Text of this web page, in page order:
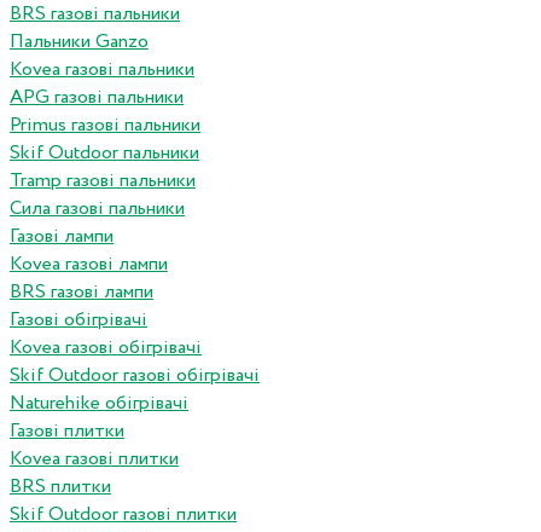
BRS газові пальники
Пальники Ganzo
Kovea газові пальники
APG газові пальники
Primus газові пальники
Skif Outdoor пальники
Tramp газові пальники
Сила газові пальники
Газові лампи
Kovea газові лампи
BRS газові лампи
Газові обігрівачі
Kovea газові обігрівачі
Skif Outdoor газові обігрівачі
Naturehike обігрівачі
Газові плитки
Kovea газові плитки
BRS плитки
Skif Outdoor газові плитки